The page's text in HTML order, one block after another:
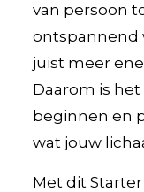
van persoon
ontspannend
juist meer
Daarom is
beginnen en
wat jouw
Met dit